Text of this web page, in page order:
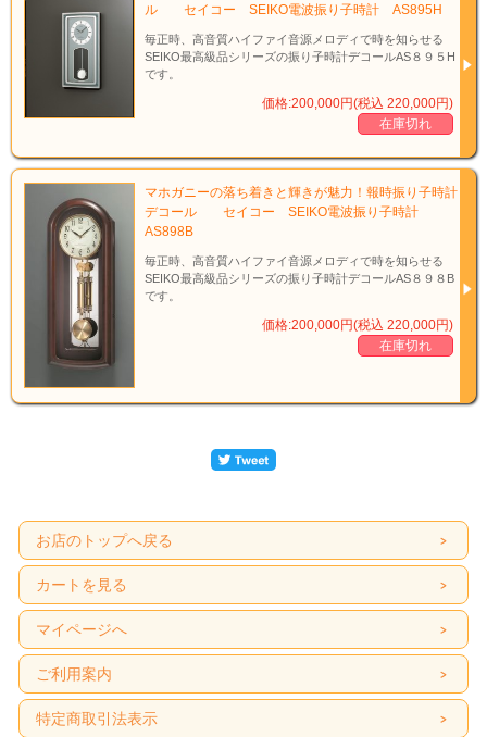
ル セイコー SEIKO電波振り子時計 AS895H
毎正時、高音質ハイファイ音源メロディで時を知らせる
SEIKO最高級品シリーズの振り子時計デコールAS８９５H
です。
価格:200,000円(税込 220,000円)
在庫切れ
マホガニーの落ち着きと輝きが魅力！報時振り子時計
デコール セイコー SEIKO電波振り子時計
AS898B
毎正時、高音質ハイファイ音源メロディで時を知らせる
SEIKO最高級品シリーズの振り子時計デコールAS８９８B
です。
価格:200,000円(税込 220,000円)
在庫切れ
お店のトップへ戻る
カートを見る
マイページへ
ご利用案内
特定商取引法表示